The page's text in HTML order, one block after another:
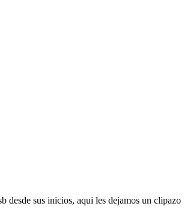
desde sus inicios, aqui les dejamos un clipazo